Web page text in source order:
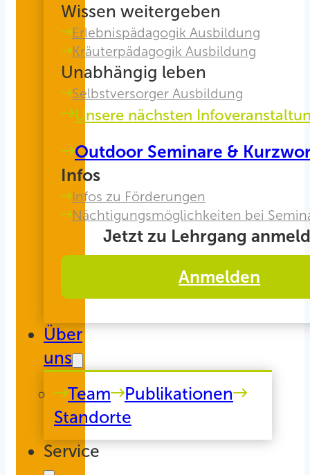
Wissen weitergeben
Erlebnispädagogik Ausbildung
Kräuterpädagogik Ausbildung
Unabhängig leben
Selbstversorger Ausbildung
Unsere nächsten
Outdoor Seminare &
Infos
Infos zu Förderungen
Nächtigungsmöglichkeiten bei
Jetzt zu Lehrgang
Anmelden
Über
uns
Team
Publikationen
Standorte
Service